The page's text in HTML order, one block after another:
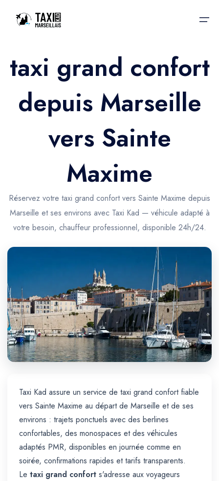
Accueil
Nos services
Nos services
Trajet Gare SNCF
Trajet Port croisière
Trajet Séminaire
Trajet Santé
Trajet Longue Distance
Taxis aéroport
Réservation
Actualités & évènements
Contactez-nous
taxi grand confort
depuis Marseille
vers Sainte
Maxime
Réservez votre taxi grand confort vers Sainte Maxime depuis
Marseille et ses environs avec Taxi Kad — véhicule adapté à
votre besoin, chauffeur professionnel, disponible 24h/24.
Taxi Kad assure un service de taxi grand confort fiable
vers Sainte Maxime au départ de Marseille et de ses
environs : trajets ponctuels avec des berlines
confortables, des monospaces et des véhicules
adaptés PMR, disponibles en journée comme en
soirée, confirmations rapides et tarifs transparents.
Le taxi grand confort s'adresse aux voyageurs